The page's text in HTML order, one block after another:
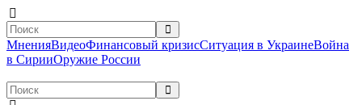
МненияВидеоФинансовый кризисСитуация в УкраинеВойна
в СирииОружие России